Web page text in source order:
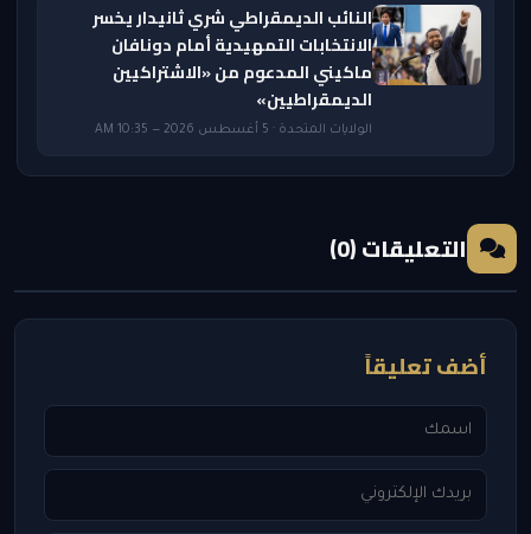
النائب الديمقراطي شري ثانيدار يخسر
الانتخابات التمهيدية أمام دونافان
ماكيني المدعوم من «الاشتراكيين
الديمقراطيين»
الولايات المتحدة · 5 أغسطس 2026 — 10:35 AM
التعليقات (0)
أضف تعليقاً